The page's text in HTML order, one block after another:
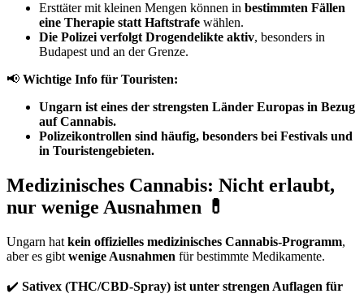
Ersttäter mit kleinen Mengen können in bestimmten Fällen
eine Therapie statt Haftstrafe wählen.
Die Polizei verfolgt Drogendelikte aktiv, besonders in
Budapest und an der Grenze.
📢 Wichtige Info für Touristen:
Ungarn ist eines der strengsten Länder Europas in Bezug
auf Cannabis.
Polizeikontrollen sind häufig, besonders bei Festivals und
in Touristengebieten.
Medizinisches Cannabis: Nicht erlaubt,
nur wenige Ausnahmen 💊
Ungarn hat kein offizielles medizinisches Cannabis-Programm,
aber es gibt wenige Ausnahmen für bestimmte Medikamente.
✔️ Sativex (THC/CBD-Spray) ist unter strengen Auflagen für